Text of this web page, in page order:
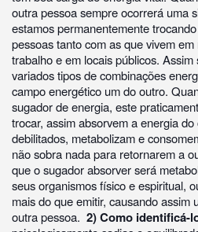
outra pessoa sempre ocorrerá uma
estamos permanentemente
pessoas tanto com as que vivem
trabalho e em locais públicos.
variados tipos de combinações
campo energético um do outro.
sugador de energia, este
trocar, assim absorvem a energia
debilitados, metabolizam e
não sobra nada para retornarem a
que o sugador absorver será
seus organismos físico e espiritual,
mais do que emitir, causando assim
outra pessoa. 2) Como identificá-